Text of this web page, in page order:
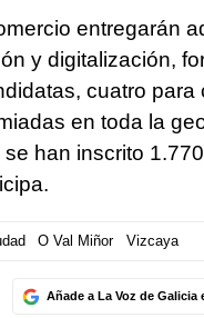
entregarán
y digitalización,
cuatro para
en toda la
han inscrito
O Val Miñor Vizcaya
Añade a La Voz de Galicia